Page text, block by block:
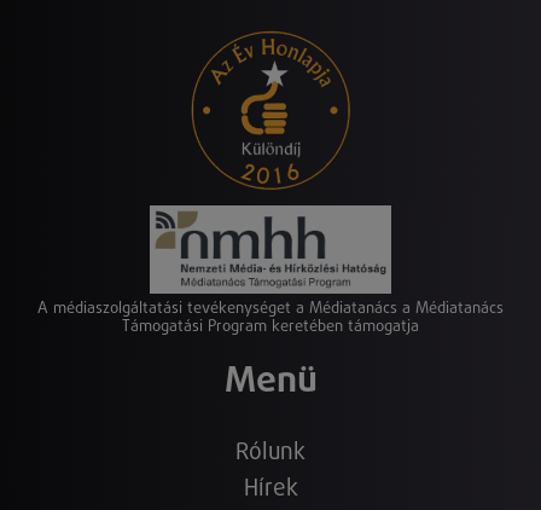
A médiaszolgáltatási tevékenységet a Médiatanács a Médiatanács
Támogatási Program keretében támogatja
Menü
Rólunk
Hírek